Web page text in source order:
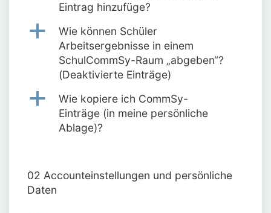
Eintrag hinzufüge?
a
Wie können Schüler
Arbeitsergebnisse in einem
SchulCommSy-Raum „abgeben“?
(Deaktivierte Einträge)
a
Wie kopiere ich CommSy-
Einträge (in meine persönliche
Ablage)?
02 Accounteinstellungen und persönliche
Daten